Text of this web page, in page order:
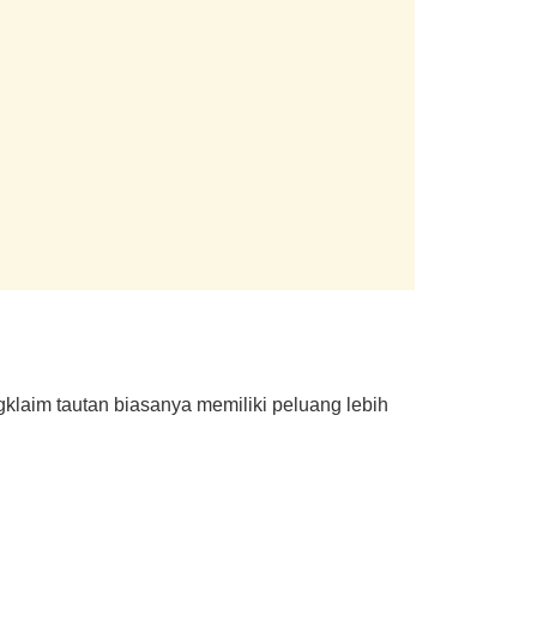
tautan biasanya memiliki peluang lebih